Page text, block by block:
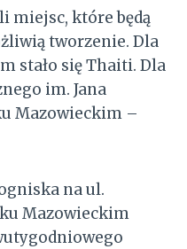
miejsc, które będą
tworzenie. Dla
stało się Thaiti. Dla
im. Jana
Mazowieckim –
na ul.
Mazowieckim